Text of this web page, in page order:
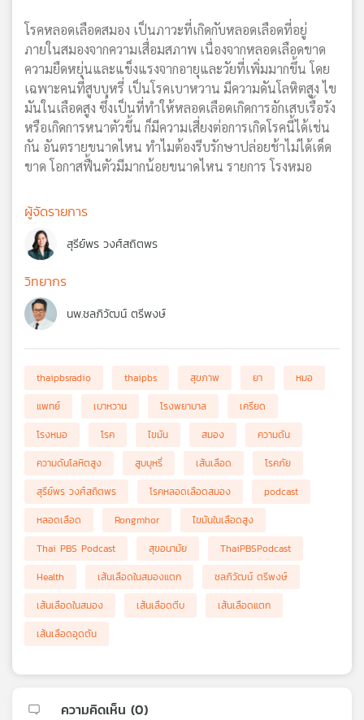
โรคหลอดเลือดสมอง เป็นภาวะที่เกิดกับหลอดเลือดที่อยู่
ภายในสมองจากความเสื่อมสภาพ เนื่องจากหลอดเลือดขาด
ความยืดหยุ่นและแข็งแรงจากอายุและวัยที่เพิ่มมากขึ้น โดย
เฉพาะคนที่สูบบุหรี่ เป็นโรคเบาหวาน มีความดันโลหิตสูง ไข
มันในเลือดสูง ซึ่งเป็นที่ทำให้หลอดเลือดเกิดการอักเสบเรื้อรัง
หรือเกิดการหนาตัวขึ้น ก็มีความเสี่ยงต่อการเกิดโรคนี้ได้เช่น
กัน อันตรายขนาดไหน ทำไมต้องรีบรักษาปล่อยช้าไม่ได้เด็ด
ขาด โอกาสฟื้นตัวมีมากน้อยขนาดไหน รายการ โรงหมอ
ผู้จัดรายการ
สุรีย์พร วงศ์สถิตพร
วิทยากร
นพ.ชลภิวัฒน์ ตรีพงษ์
thaipbsradio thaipbs สุขภาพ ยา
หมอ
แพทย์
เบาหวาน โรงพยาบาล
เครียด
โรงหมอ
โรค ไขมัน สมอง
ความดัน
ความดันโลหิตสูง
สูบบุหรี่ เส้นเลือด
โรคภัย
สุรีย์พร วงศ์สถิตพร
โรคหลอดเลือดสมอง
podcast
หลอดเลือด
Rongmhor
ไขมันในเลือดสูง
Thai PBS Podcast
สุขอนามัย
ThaiPBSPodcast
Health
เส้นเลือดในสมองแตก
ชลภิวัฒน์ ตรีพงษ์
เส้นเลือดในสมอง
เส้นเลือดตีบ
เส้นเลือดแตก
เส้นเลือดอุดตัน
ความคิดเห็น (0)